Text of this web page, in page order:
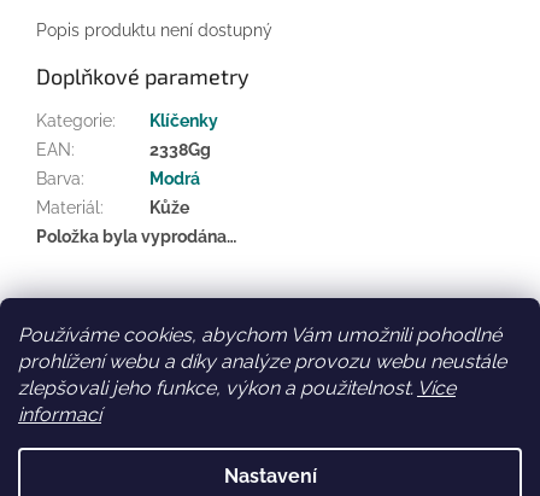
Používáme cookies, abychom Vám umožnili pohodlné
prohlížení webu a díky analýze provozu webu neustále
zlepšovali jeho funkce, výkon a použitelnost. Více
informací
Nastavení
Popis produktu není dostupný
Doplňkové parametry
Kategorie:
Klíčenky
EAN:
2338Gg
Barva:
Modrá
Materiál :
Kůže
Položka byla vyprodána…
Z
Facebook Věrnostní slevy